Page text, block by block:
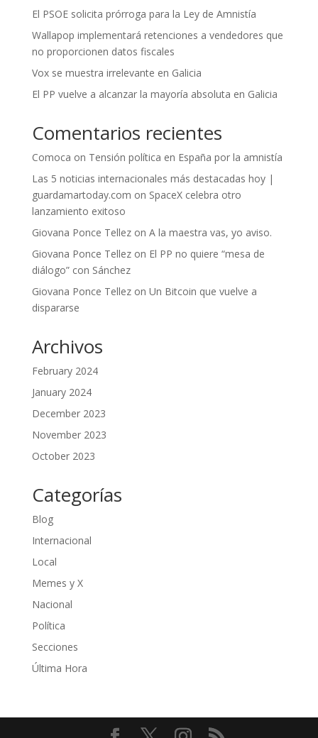
El PSOE solicita prórroga para la Ley de Amnistía
Wallapop implementará retenciones a vendedores que
no proporcionen datos fiscales
Vox se muestra irrelevante en Galicia
El PP vuelve a alcanzar la mayoría absoluta en Galicia
Comentarios recientes
Comoca on Tensión política en España por la amnistía
Las 5 noticias internacionales más destacadas hoy |
guardamartoday.com on SpaceX celebra otro
lanzamiento exitoso
Giovana Ponce Tellezon A la maestra vas, yo aviso.
Giovana Ponce Tellezon El PP no quiere “mesa de
diálogo” con Sánchez
Giovana Ponce Tellezon Un Bitcoin que vuelve a
dispararse
Archivos
February 2024
January 2024
December 2023
November 2023
October 2023
Categorías
Blog
Internacional
Local
Memes y X
Nacional
Política
Secciones
Última Hora